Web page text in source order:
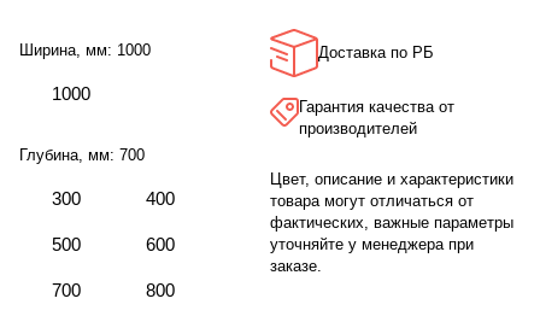
Ширина, мм: 1000
1000
Глубина, мм: 700
300 400
500 600
700 800
Доставка по РБ
Гарантия качества от
производителей
Цвет, описание и характеристики
товара могут отличаться от
фактических, важные параметры
уточняйте у менеджера при
заказе.